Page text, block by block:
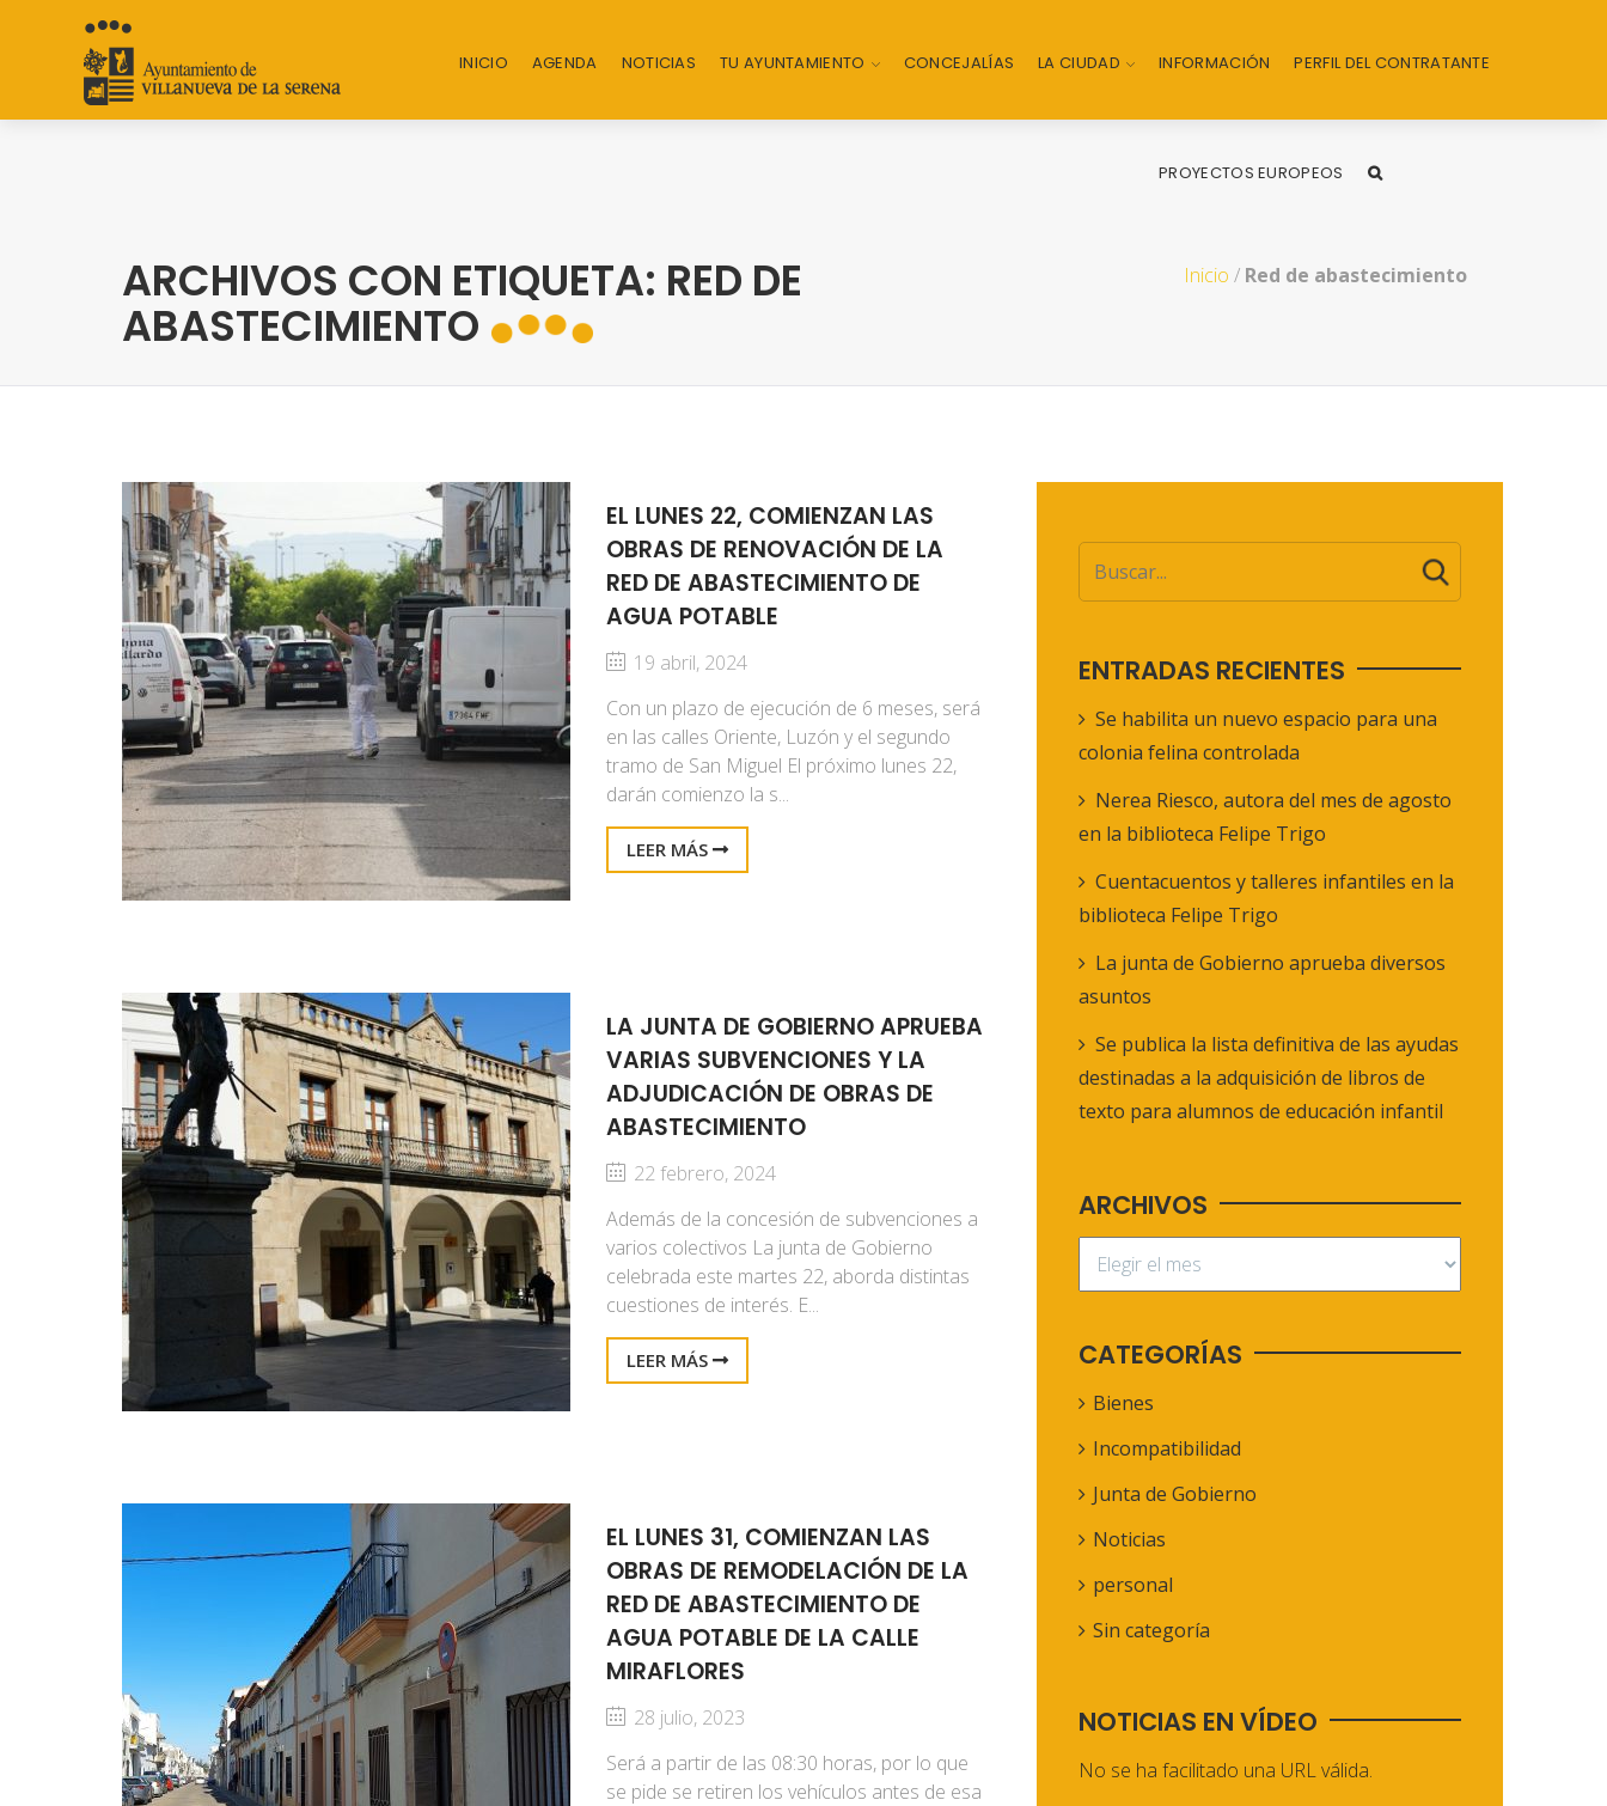
INICIO AGENDA NOTICIAS TU AYUNTAMIENTO CONCEJALÍAS LA CIUDAD INFORMACIÓN PERFIL DEL CONTRATANTE
PROYECTOS EUROPEOS
ARCHIVOS CON ETIQUETA: RED DE
ABASTECIMIENTO
Inicio / Red de abastecimiento
EL LUNES 22, COMIENZAN LAS
OBRAS DE RENOVACIÓN DE LA
RED DE ABASTECIMIENTO DE
AGUA POTABLE
19 abril, 2024
Con un plazo de ejecución de 6 meses, será
en las calles Oriente, Luzón y el segundo
tramo de San Miguel El próximo lunes 22,
darán comienzo la s...
LEER MÁS
LA JUNTA DE GOBIERNO APRUEBA
VARIAS SUBVENCIONES Y LA
ADJUDICACIÓN DE OBRAS DE
ABASTECIMIENTO
22 febrero, 2024
Además de la concesión de subvenciones a
varios colectivos La junta de Gobierno
celebrada este martes 22, aborda distintas
cuestiones de interés. E...
LEER MÁS
EL LUNES 31, COMIENZAN LAS
OBRAS DE REMODELACIÓN DE LA
RED DE ABASTECIMIENTO DE
AGUA POTABLE DE LA CALLE
MIRAFLORES
28 julio, 2023
Será a partir de las 08:30 horas, por lo que
se pide se retiren los vehículos antes de esa
ENTRADAS RECIENTES
Se habilita un nuevo espacio para una
colonia felina controlada
Nerea Riesco, autora del mes de agosto
en la biblioteca Felipe Trigo
Cuentacuentos y talleres infantiles en la
biblioteca Felipe Trigo
La junta de Gobierno aprueba diversos
asuntos
Se publica la lista definitiva de las ayudas
destinadas a la adquisición de libros de
texto para alumnos de educación infantil
ARCHIVOS
CATEGORÍAS
Bienes
Incompatibilidad
Junta de Gobierno
Noticias
personal
Sin categoría
NOTICIAS EN VÍDEO
No se ha facilitado una URL válida.